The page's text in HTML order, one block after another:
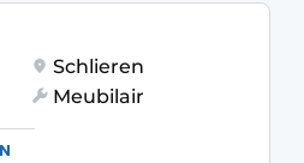
Schlieren
Meubilair